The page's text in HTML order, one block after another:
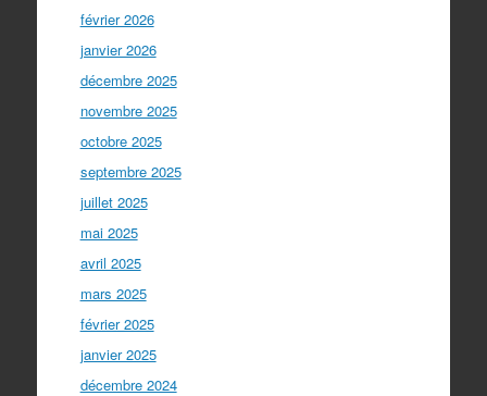
février 2026
janvier 2026
décembre 2025
novembre 2025
octobre 2025
septembre 2025
juillet 2025
mai 2025
avril 2025
mars 2025
février 2025
janvier 2025
décembre 2024